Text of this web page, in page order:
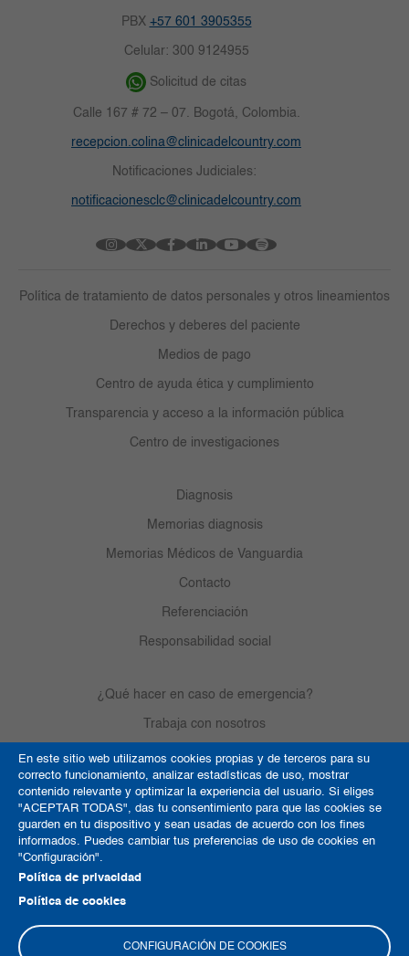
En este sitio web utilizamos cookies propias y de terceros para su
correcto funcionamiento, analizar estadísticas de uso, mostrar
contenido relevante y optimizar la experiencia del usuario. Si eliges
"ACEPTAR TODAS", das tu consentimiento para que las cookies se
guarden en tu dispositivo y sean usadas de acuerdo con los fines
informados. Puedes cambiar tus preferencias de uso de cookies en
"Configuración".
Política de privacidad
Política de cookies
CONFIGURACIÓN DE COOKIES
PBX +57 601 3905355
Celular: 300 9124955
Solicitud de citas
Calle 167 # 72 – 07. Bogotá, Colombia.
recepcion.colina@clinicadelcountry.com
Notificaciones Judiciales:
notificacionesclc@clinicadelcountry.com
Política de tratamiento de datos personales y otros lineamientos
Derechos y deberes del paciente
Medios de pago
Centro de ayuda ética y cumplimiento
Transparencia y acceso a la información pública
Centro de investigaciones
Diagnosis
Memorias diagnosis
Memorias Médicos de Vanguardia
Contacto
Referenciación
Responsabilidad social
¿Qué hacer en caso de emergencia?
Trabaja con nosotros
Derechos de autor
Política de Cookies
Términos y condiciones